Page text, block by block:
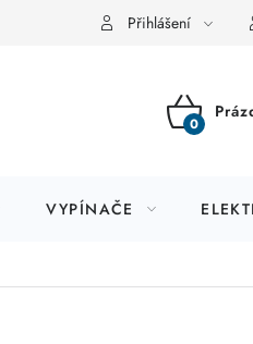
Přihlášení
VYPÍNAČE